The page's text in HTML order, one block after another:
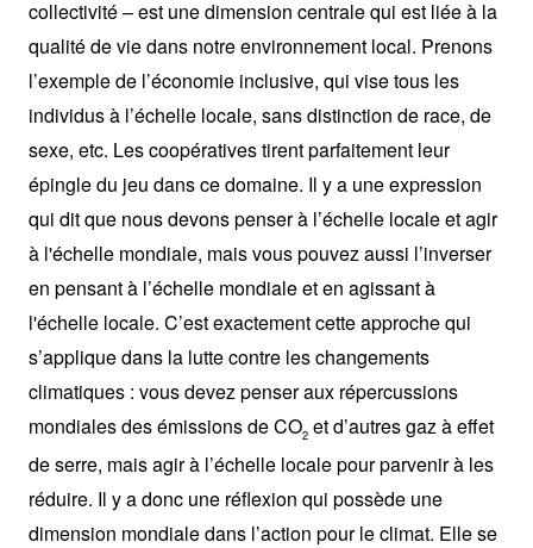
collectivité – est une dimension centrale qui est liée à la
qualité de vie dans notre environnement local. Prenons
l’exemple de l’économie inclusive, qui vise tous les
individus à l’échelle locale, sans distinction de race, de
sexe, etc. Les coopératives tirent parfaitement leur
épingle du jeu dans ce domaine. Il y a une expression
qui dit que nous devons penser à l’échelle locale et agir
à l'échelle mondiale, mais vous pouvez aussi l’inverser
en pensant à l’échelle mondiale et en agissant à
l'échelle locale. C’est exactement cette approche qui
s’applique dans la lutte contre les changements
climatiques : vous devez penser aux répercussions
mondiales des émissions de CO2 et d’autres gaz à effet
de serre, mais agir à l’échelle locale pour parvenir à les
réduire. Il y a donc une réflexion qui possède une
dimension mondiale dans l’action pour le climat. Elle se